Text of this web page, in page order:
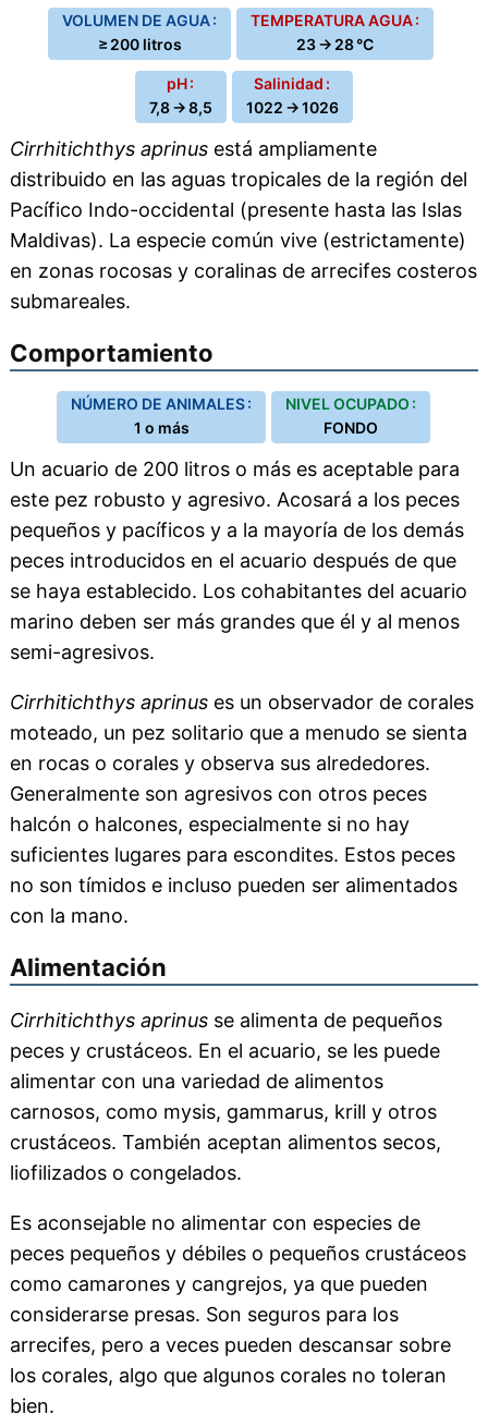
VOLUMEN DE AGUA :
≥ 200 litros
TEMPERATURA AGUA :
23 → 28 °C
pH :
7,8 → 8,5
Salinidad :
1022 → 1026
Cirrhitichthys aprinusestá ampliamente
distribuido en las aguas tropicales de la región del
Pacífico Indo-occidental (presente hasta las Islas
Maldivas). La especie común vive (estrictamente)
en zonas rocosas y coralinas de arrecifes costeros
submareales.
Comportamiento
NÚMERO DE ANIMALES :
1 o más
NIVEL OCUPADO :
FONDO
Un acuario de 200 litros o más es aceptable para
este pez robusto y agresivo. Acosará a los peces
pequeños y pacíficos y a la mayoría de los demás
peces introducidos en el acuario después de que
se haya establecido. Los cohabitantes del acuario
marino deben ser más grandes que él y al menos
semi-agresivos.
Cirrhitichthys aprinuses un observador de corales
moteado, un pez solitario que a menudo se sienta
en rocas o corales y observa sus alrededores.
Generalmente son agresivos con otros peces
halcón o halcones, especialmente si no hay
suficientes lugares para escondites. Estos peces
no son tímidos e incluso pueden ser alimentados
con la mano.
Alimentación
Cirrhitichthys aprinusse alimenta de pequeños
peces y crustáceos. En el acuario, se les puede
alimentar con una variedad de alimentos
carnosos, como mysis, gammarus, krill y otros
crustáceos. También aceptan alimentos secos,
liofilizados o congelados.
Es aconsejable no alimentar con especies de
peces pequeños y débiles o pequeños crustáceos
como camarones y cangrejos, ya que pueden
considerarse presas. Son seguros para los
arrecifes, pero a veces pueden descansar sobre
los corales, algo que algunos corales no toleran
bien.